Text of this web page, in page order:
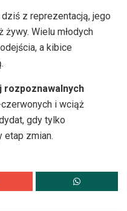
z reprezentacją, jego
żywy. Wielu młodych
a kibice
rozpoznawalnych
i wciąż
gdy tylko
etap zmian.